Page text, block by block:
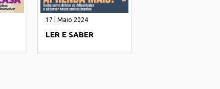
17 | Maio 2024
LER E SABER